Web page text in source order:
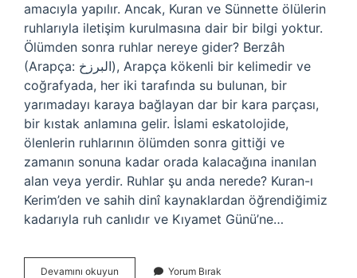
amacıyla yapılır. Ancak, Kuran ve Sünnette ölülerin
ruhlarıyla iletişim kurulmasına dair bir bilgi yoktur.
Ölümden sonra ruhlar nereye gider? Berzâh
(Arapça: البرزخ), Arapça kökenli bir kelimedir ve
coğrafyada, her iki tarafında su bulunan, bir
yarımadayı karaya bağlayan dar bir kara parçası,
bir kıstak anlamına gelir. İslami eskatolojide,
ölenlerin ruhlarının ölümden sonra gittiği ve
zamanın sonuna kadar orada kalacağına inanılan
alan veya yerdir. Ruhlar şu anda nerede? Kuran-ı
Kerim’den ve sahih dinî kaynaklardan öğrendiğimiz
kadarıyla ruh canlıdır ve Kıyamet Günü’ne…
Devamını okuyun Yorum Bırak